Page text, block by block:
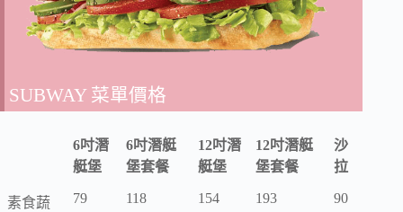
SUBWAY 菜單價格
6吋潛
艇堡
6吋潛艇
堡套餐
12吋潛
艇堡
12吋潛艇
堡套餐
沙
拉
素食蔬
79 118 154 193 90